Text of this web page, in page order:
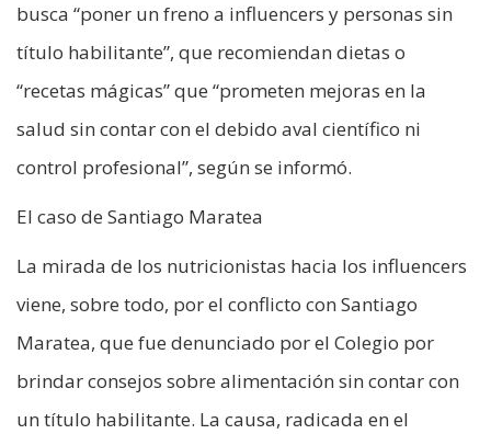
busca “poner un freno a influencers y personas sin
título habilitante”, que recomiendan dietas o
“recetas mágicas” que “prometen mejoras en la
salud sin contar con el debido aval científico ni
control profesional”, según se informó.
El caso de Santiago Maratea
La mirada de los nutricionistas hacia los influencers
viene, sobre todo, por el conflicto con Santiago
Maratea, que fue denunciado por el Colegio por
brindar consejos sobre alimentación sin contar con
un título habilitante. La causa, radicada en el